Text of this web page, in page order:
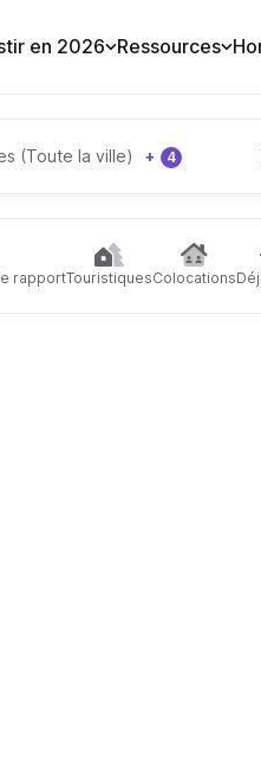
en 2026 Ressources
(Toute la ville) + 4
rapportTouristiquesColocations